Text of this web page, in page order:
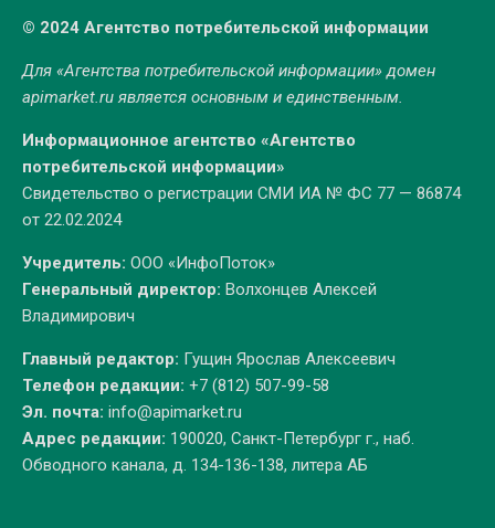
© 2024 Агентство потребительской информации
Для «Агентства потребительской информации» домен
apimarket.ruявляется основным и единственным.
Информационное агентство «Агентство
потребительской информации»
Свидетельство о регистрации СМИ ИА № ФС 77 — 86874
от 22.02.2024
Учредитель: ООО «ИнфоПоток»
Генеральный директор: Волхонцев Алексей
Владимирович
Главный редактор: Гущин Ярослав Алексеевич
Телефон редакции: +7 (812) 507-99-58
Эл. почта: info@apimarket.ru
Адрес редакции: 190020, Санкт-Петербург г., наб.
Обводного канала, д. 134-136-138, литера АБ